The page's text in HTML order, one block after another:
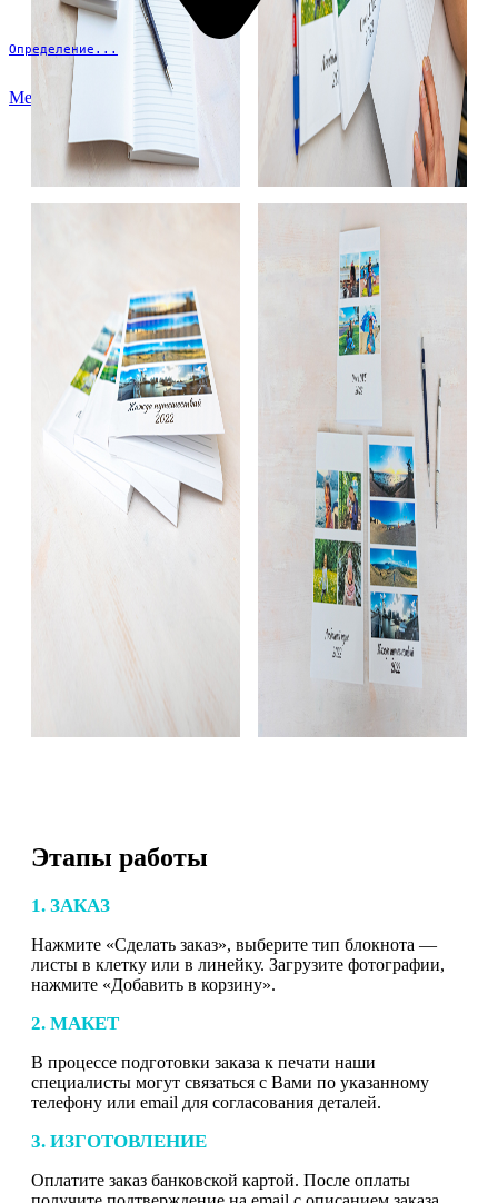
Определение...
Меню
Этапы работы
1. ЗАКАЗ
Нажмите «Сделать заказ», выберите тип блокнота —
листы в клетку или в линейку. Загрузите фотографии,
нажмите «Добавить в корзину».
2. МАКЕТ
В процессе подготовки заказа к печати наши
специалисты могут связаться с Вами по указанному
телефону или email для согласования деталей.
3. ИЗГОТОВЛЕНИЕ
Оплатите заказ банковской картой. После оплаты